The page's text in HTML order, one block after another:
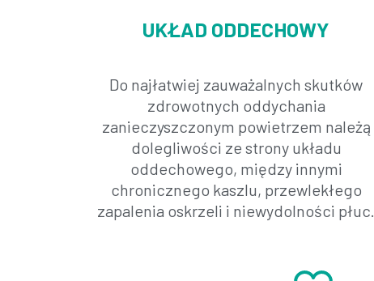
UKŁAD ODDECHOWY​
Do najłatwiej zauważalnych skutków
zdrowotnych oddychania
zanieczyszczonym powietrzem należą
dolegliwości ze strony układu
oddechowego, między innymi
chronicznego kaszlu, przewlekłego
zapalenia oskrzeli i niewydolności płuc.